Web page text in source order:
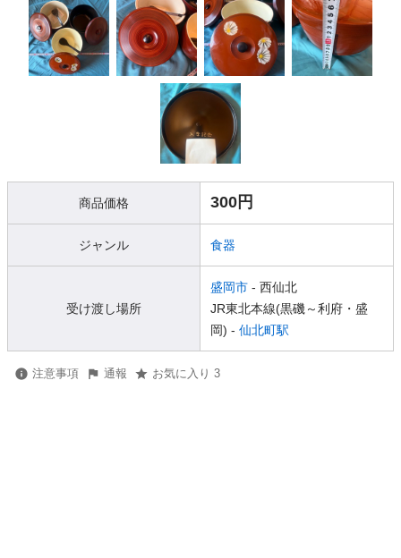
商品価格 300円
ジャンル 食器
受け渡し場所
盛岡市 - 西仙北
JR東北本線(黒磯～利府・盛
岡) - 仙北町駅
注意事項 通報 お気に入り 3